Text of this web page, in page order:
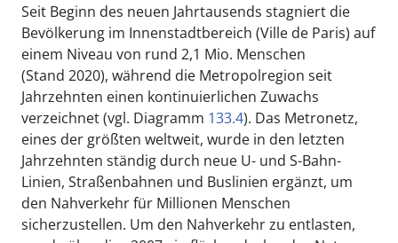
Seit Beginn des neuen Jahrtausends stagniert die
Bevölkerung im Innenstadtbereich (Ville de Paris) auf
einem Niveau von rund 2,1 Mio. Menschen
(Stand 2020), während die Metropolregion seit
Jahrzehnten einen kontinuierlichen Zuwachs
verzeichnet (vgl. Diagramm 133.4). Das Metronetz,
eines der größten weltweit, wurde in den letzten
Jahrzehnten ständig durch neue U- und S-Bahn-
Linien, Straßenbahnen und Buslinien ergänzt, um
den Nahverkehr für Millionen Menschen
sicherzustellen. Um den Nahverkehr zu entlasten,